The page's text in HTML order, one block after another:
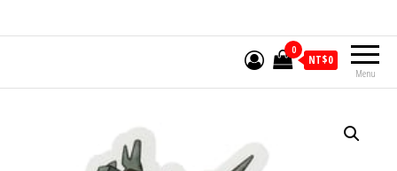
Menu
0
NT$0